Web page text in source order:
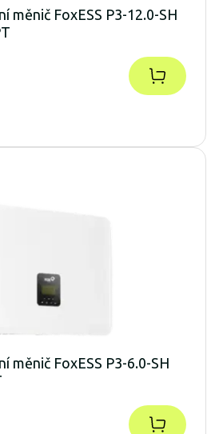
měnič FoxESS P3-12.0-SH
měnič FoxESS P3-6.0-SH